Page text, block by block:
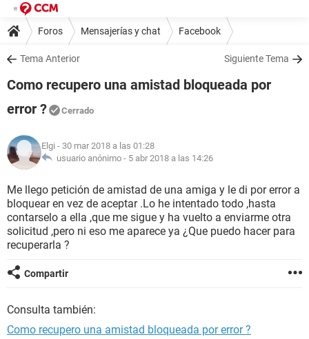
Foros Mensajerías y chat Facebook
Tema Anterior Siguiente Tema
Como recupero una amistad bloqueada por
error ?
Cerrado
Elgi - 30 mar 2018 a las 01:28
usuario anónimo - 5 abr 2018 a las 14:26
Me llego petición de amistad de una amiga y le di por error a
bloquear en vez de aceptar .Lo he intentado todo ,hasta
contarselo a ella ,que me sigue y ha vuelto a enviarme otra
solicitud ,pero ni eso me aparece ya ¿Que puedo hacer para
recuperarla ?
Compartir
Consulta también:
Como recupero una amistad bloqueada por error ?